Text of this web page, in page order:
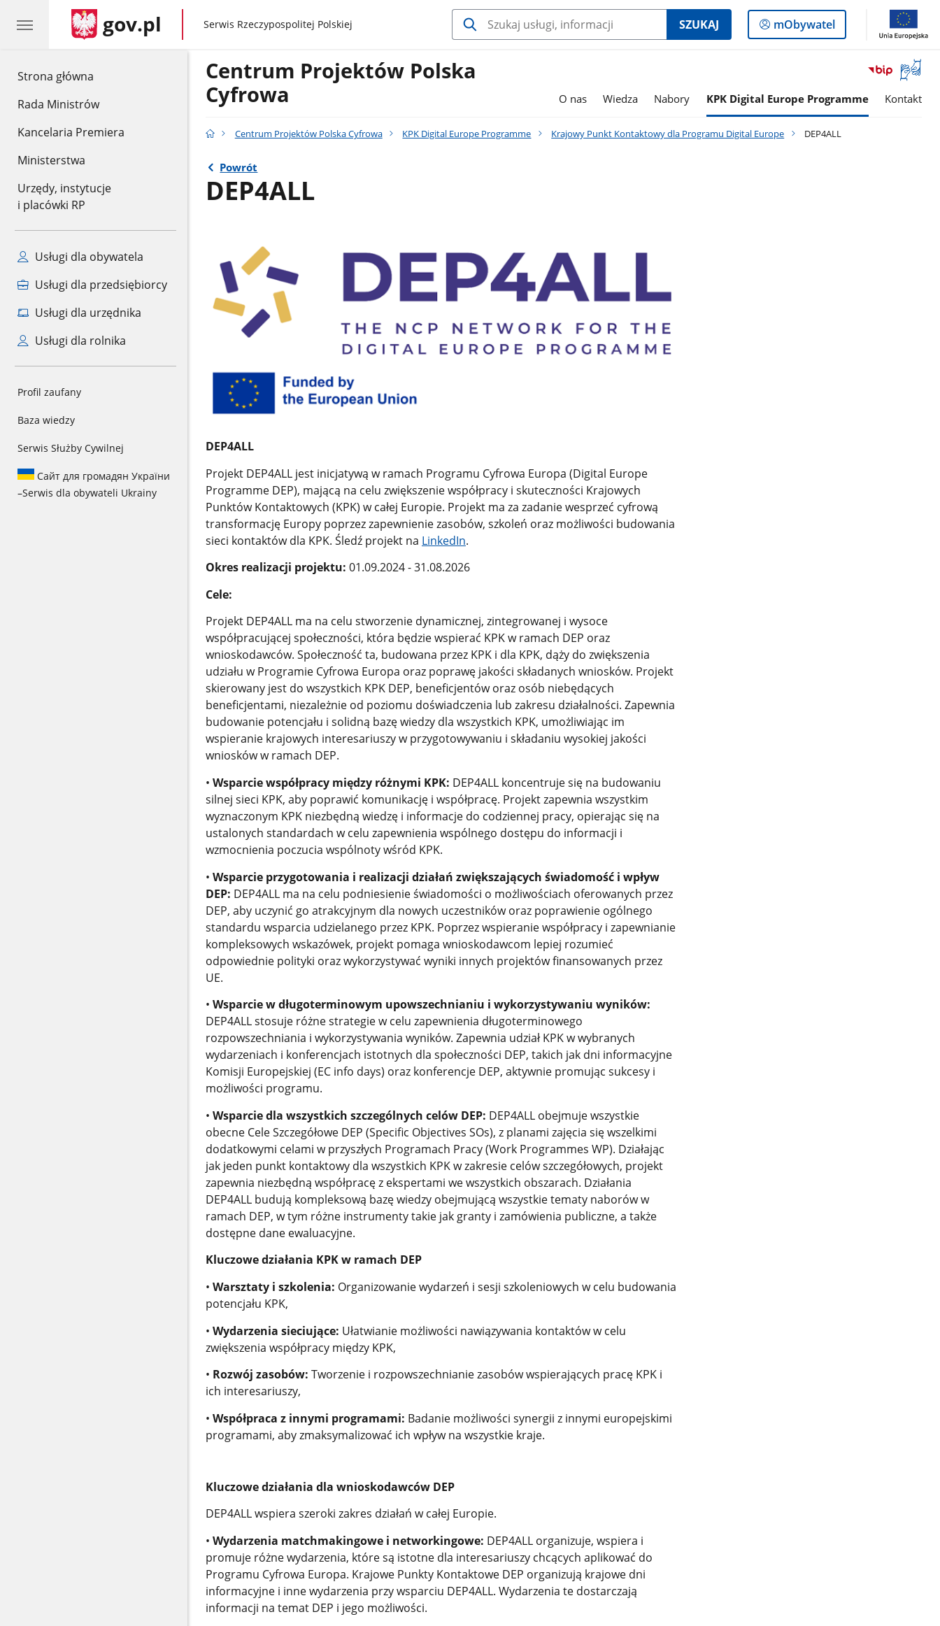
Strona główna
Rada Ministrów
Kancelaria Premiera
Ministerstwa
Urzędy, instytucje
i placówki RP
Usługi dla obywatela
Usługi dla przedsiębiorcy
Usługi dla urzędnika
Usługi dla rolnika
Profil zaufany
Baza wiedzy
Serwis Służby Cywilnej
Сайт для громадян України
–Serwis dla obywateli Ukrainy
gov.pl gov.pl
Serwis Rzeczypospolitej Polskiej SZUKAJ
Logowanie
do
mObywatel
Otwórz
okno
z
Centrum Projektów Polska
Cyfrowa
O nas Wiedza Nabory KPK Digital Europe Programme Kontakt
Centrum Projektów Polska Cyfrowa KPK Digital Europe Programme Krajowy Punkt Kontaktowy dla Programu Digital Europe DEP4ALL
Powrót
DEP4ALL
DEP4ALL
Projekt DEP4ALL jest inicjatywą w ramach Programu Cyfrowa Europa (Digital Europe
Programme DEP), mającą na celu zwiększenie współpracy i skuteczności Krajowych
Punktów Kontaktowych (KPK) w całej Europie. Projekt ma za zadanie wesprzeć cyfrową
transformację Europy poprzez zapewnienie zasobów, szkoleń oraz możliwości budowania
sieci kontaktów dla KPK. Śledź projekt na LinkedIn.
Okres realizacji projektu: 01.09.2024 - 31.08.2026
Cele:
Projekt DEP4ALL ma na celu stworzenie dynamicznej, zintegrowanej i wysoce
współpracującej społeczności, która będzie wspierać KPK w ramach DEP oraz
wnioskodawców. Społeczność ta, budowana przez KPK i dla KPK, dąży do zwiększenia
udziału w Programie Cyfrowa Europa oraz poprawę jakości składanych wniosków. Projekt
skierowany jest do wszystkich KPK DEP, beneficjentów oraz osób niebędących
beneficjentami, niezależnie od poziomu doświadczenia lub zakresu działalności. Zapewnia
budowanie potencjału i solidną bazę wiedzy dla wszystkich KPK, umożliwiając im
wspieranie krajowych interesariuszy w przygotowywaniu i składaniu wysokiej jakości
wniosków w ramach DEP.
• Wsparcie współpracy między różnymi KPK: DEP4ALL koncentruje się na budowaniu
silnej sieci KPK, aby poprawić komunikację i współpracę. Projekt zapewnia wszystkim
wyznaczonym KPK niezbędną wiedzę i informacje do codziennej pracy, opierając się na
ustalonych standardach w celu zapewnienia wspólnego dostępu do informacji i
wzmocnienia poczucia wspólnoty wśród KPK.
• Wsparcie przygotowania i realizacji działań zwiększających świadomość i wpływ
DEP: DEP4ALL ma na celu podniesienie świadomości o możliwościach oferowanych przez
DEP, aby uczynić go atrakcyjnym dla nowych uczestników oraz poprawienie ogólnego
standardu wsparcia udzielanego przez KPK. Poprzez wspieranie współpracy i zapewnianie
kompleksowych wskazówek, projekt pomaga wnioskodawcom lepiej rozumieć
odpowiednie polityki oraz wykorzystywać wyniki innych projektów finansowanych przez
UE.
• Wsparcie w długoterminowym upowszechnianiu i wykorzystywaniu wyników:
DEP4ALL stosuje różne strategie w celu zapewnienia długoterminowego
rozpowszechniania i wykorzystywania wyników. Zapewnia udział KPK w wybranych
wydarzeniach i konferencjach istotnych dla społeczności DEP, takich jak dni informacyjne
Komisji Europejskiej (EC info days) oraz konferencje DEP, aktywnie promując sukcesy i
możliwości programu.
• Wsparcie dla wszystkich szczególnych celów DEP: DEP4ALL obejmuje wszystkie
obecne Cele Szczegółowe DEP (Specific Objectives SOs), z planami zajęcia się wszelkimi
dodatkowymi celami w przyszłych Programach Pracy (Work Programmes WP). Działając
jak jeden punkt kontaktowy dla wszystkich KPK w zakresie celów szczegółowych, projekt
zapewnia niezbędną współpracę z ekspertami we wszystkich obszarach. Działania
DEP4ALL budują kompleksową bazę wiedzy obejmującą wszystkie tematy naborów w
ramach DEP, w tym różne instrumenty takie jak granty i zamówienia publiczne, a także
dostępne dane ewaluacyjne.
Kluczowe działania KPK w ramach DEP
• Warsztaty i szkolenia: Organizowanie wydarzeń i sesji szkoleniowych w celu budowania
potencjału KPK,
• Wydarzenia sieciujące: Ułatwianie możliwości nawiązywania kontaktów w celu
zwiększenia współpracy między KPK,
• Rozwój zasobów: Tworzenie i rozpowszechnianie zasobów wspierających pracę KPK i
ich interesariuszy,
• Współpraca z innymi programami: Badanie możliwości synergii z innymi europejskimi
programami, aby zmaksymalizować ich wpływ na wszystkie kraje.
Kluczowe działania dla wnioskodawców DEP
DEP4ALL wspiera szeroki zakres działań w całej Europie.
• Wydarzenia matchmakingowe i networkingowe: DEP4ALL organizuje, wspiera i
promuje różne wydarzenia, które są istotne dla interesariuszy chcących aplikować do
Programu Cyfrowa Europa. Krajowe Punkty Kontaktowe DEP organizują krajowe dni
informacyjne i inne wydarzenia przy wsparciu DEP4ALL. Wydarzenia te dostarczają
informacji na temat DEP i jego możliwości.